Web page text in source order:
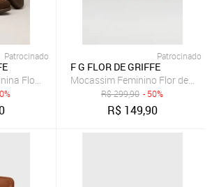
Patrocinado
Flor de Griffe Em Couro Legítimo Café
Patrocinado
F G FLOR DE GRIFFE
Mocassim Feminino Flor de
R$299,90 - 50%
R$ 149,90